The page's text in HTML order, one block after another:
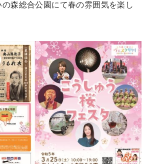
採用・求人
森総合公園にて春の雰囲気を楽し